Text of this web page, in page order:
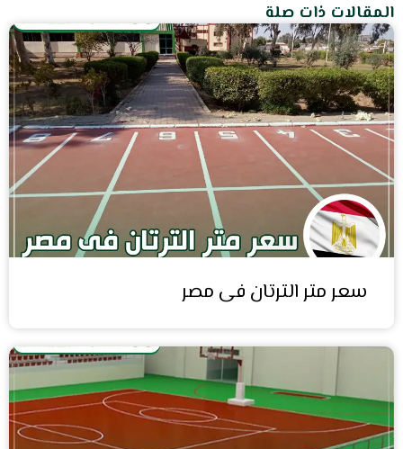
المقالات ذات صلة
سعر متر الترتان فى مصر